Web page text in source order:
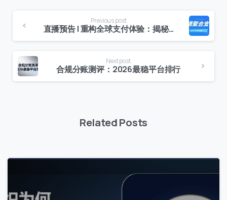
Previous post
直播预告 | 重构全球支付体验：揭秘跨境聚合支付的核心架构与商业价值
Next post
合规分账测评：2026最稳平台排行
Related Posts
0